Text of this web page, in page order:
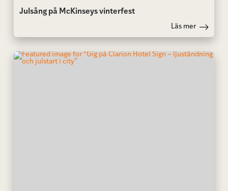
Julsång på McKinseys vinterfest
Läs mer